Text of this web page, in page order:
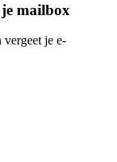
mailbox
je e-